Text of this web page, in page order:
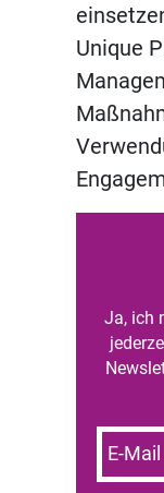
Unique
Ja, ich
E-